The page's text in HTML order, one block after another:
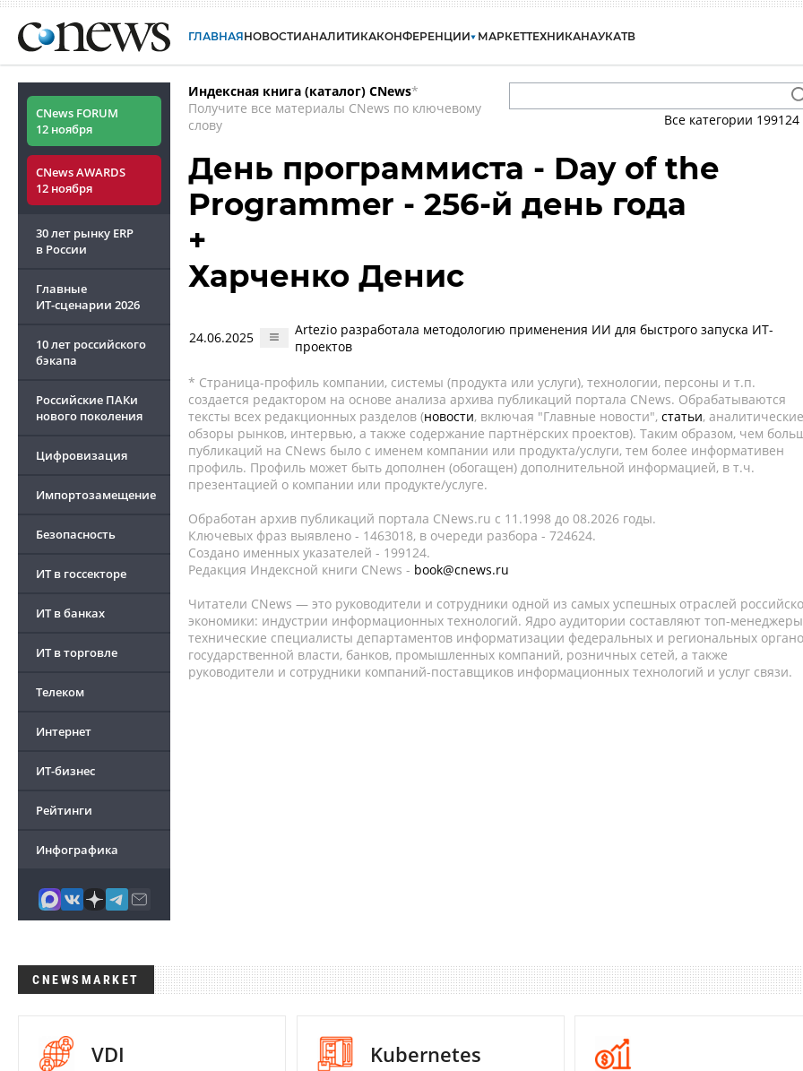
ГЛАВНАЯНОВОСТИАНАЛИТИКАКОНФЕРЕНЦИИ МАРКЕТТЕХНИКАНАУКАТВ
CNews FORUM
12 ноября
CNews AWARDS
12 ноября
30 лет рынку ERP
в России
Главные
ИТ-сценарии 2026
10 лет российского
бэкапа
Российские ПАКи
нового поколения
Цифровизация
Импортозамещение
Безопасность
ИТ в госсекторе
ИТ в банках
ИТ в торговле
Телеком
Интернет
ИТ-бизнес
Рейтинги
Инфографика
Индексная книга (каталог) CNews*
Получите все материалы CNews по ключевому
слову
Все категории 199124
День программиста - Day of the
Programmer - 256-й день года
+
Харченко Денис
24.06.2025
Artezio разработала методологию применения ИИ для быстрого запуска ИT-
проектов
* Страница-профиль компании, системы (продукта или услуги), технологии, персоны и т.п.
создается редактором на основе анализа архива публикаций портала CNews. Обрабатываются
тексты всех редакционных разделов (новости, включая "Главные новости", статьи, аналитические
обзоры рынков, интервью, а также содержание партнёрских проектов). Таким образом, чем
публикаций на CNews было с именем компании или продукта/услуги, тем более информативен
профиль. Профиль может быть дополнен (обогащен) дополнительной информацией, в т.ч.
презентацией о компании или продукте/услуге.
Обработан архив публикаций портала CNews.ru c 11.1998 до 08.2026 годы.
Ключевых фраз выявлено - 1463018, в очереди разбора - 724624.
Создано именных указателей - 199124.
Редакция Индексной книги CNews - book@cnews.ru
Читатели CNews — это руководители и сотрудники одной из самых успешных отраслей
экономики: индустрии информационных технологий. Ядро аудитории составляют топ-
технические специалисты департаментов информатизации федеральных и региональных
государственной власти, банков, промышленных компаний, розничных сетей, а также
руководители и сотрудники компаний-поставщиков информационных технологий и услуг связи.
CNEWSMARKET
VDI Kubernetes